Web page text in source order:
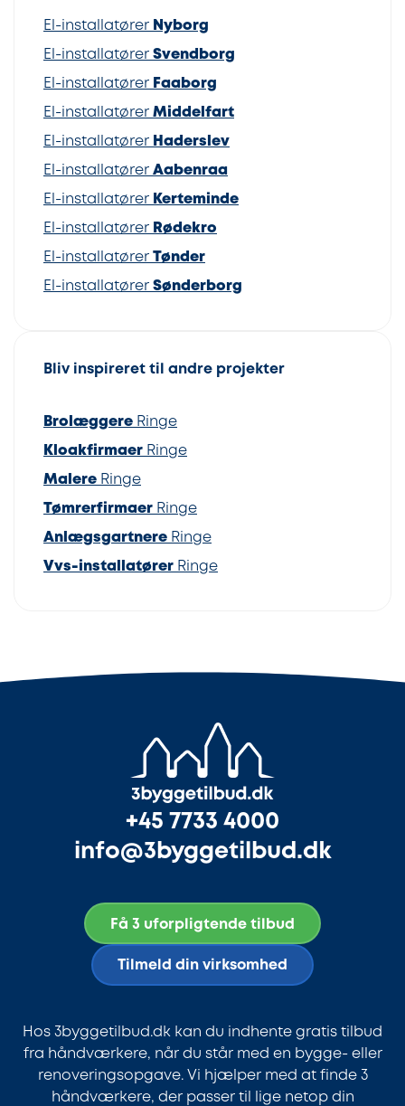
El-installatører Nyborg
El-installatører Svendborg
El-installatører Faaborg
El-installatører Middelfart
El-installatører Haderslev
El-installatører Aabenraa
El-installatører Kerteminde
El-installatører Rødekro
El-installatører Tønder
El-installatører Sønderborg
Bliv inspireret til andre projekter
Brolæggere Ringe
Kloakfirmaer Ringe
Malere Ringe
Tømrerfirmaer Ringe
Anlægsgartnere Ringe
Vvs-installatører Ringe
+45 7733 4000
info@3byggetilbud.dk
Få 3 uforpligtende tilbud
Tilmeld din virksomhed
Hos 3byggetilbud.dk kan du indhente gratis tilbud
fra håndværkere, når du står med en bygge- eller
renoveringsopgave. Vi hjælper med at finde 3
håndværkere, der passer til lige netop din